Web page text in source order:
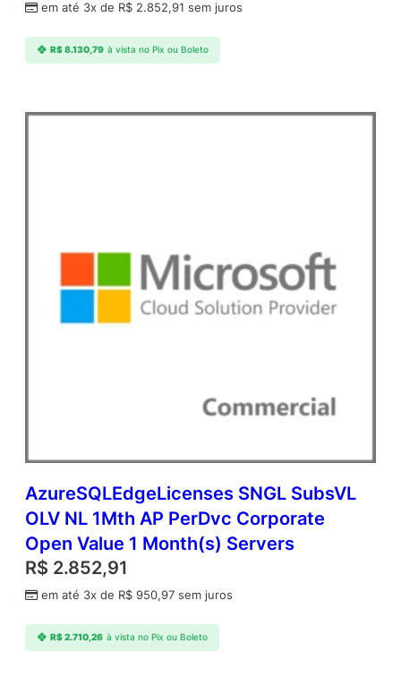
em até 3x de R$ 2.852,91 sem juros
R$8.130,79 à vista no Pix ou Boleto
AzureSQLEdgeLicenses SNGL SubsVL
OLV NL 1Mth AP PerDvc Corporate
Open Value 1 Month(s) Servers
R$ 2.852,91
em até 3x de R$ 950,97 sem juros
R$2.710,26 à vista no Pix ou Boleto